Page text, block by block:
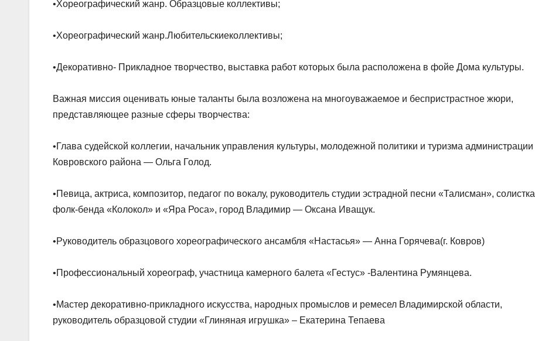
•Хореографический жанр. Образцовые коллективы;
•Хореографический жанр.Любительскиеколлективы;
•Декоративно- Прикладное творчество, выставка работ которых была расположена в фойе Дома культуры.
Важная миссия оценивать юные таланты была возложена на многоуважаемое и беспристрастное жюри,
представляющее разные сферы творчества:
•Глава судейской коллегии, начальник управления культуры, молодежной политики и туризма администрации
Ковровского района — Ольга Голод.
•Певица, актриса, композитор, педагог по вокалу, руководитель студии эстрадной песни «Талисман», солистка
фолк-бенда «Колокол» и «Яра Роса», город Владимир — Оксана Иващук.
•Руководитель образцового хореографического ансамбля «Настасья» — Анна Горячева(г. Ковров)
•Профессиональный хореограф, участница камерного балета «Гестус» -Валентина Румянцева.
•Мастер декоративно-прикладного искусства, народных промыслов и ремесел Владимирской области,
руководитель образцовой студии «Глиняная игрушка» – Екатерина Тепаева